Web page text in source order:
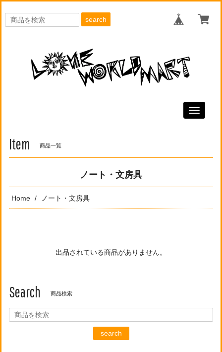
search
Toggle
Item 商品一覧
ノート・文房具
Home ノート・文房具
出品されている商品がありません。
Search 商品検索
search